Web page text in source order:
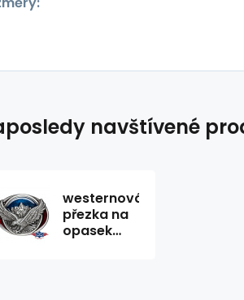
navštívené
westernová
přezka na
opasek